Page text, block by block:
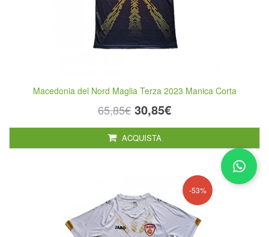
Macedonia del Nord Maglia Terza 2023 Manica Corta
65,85€ 30,85€
ACQUISTA
-53%